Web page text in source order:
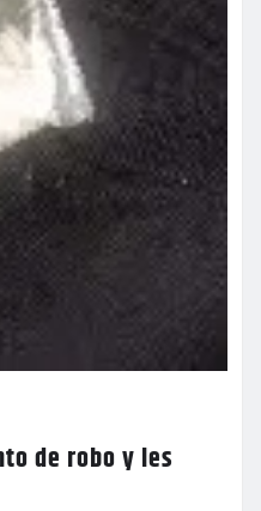
de robo y les